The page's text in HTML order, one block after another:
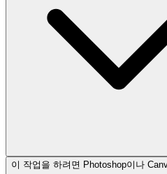
이 작업을 하려면 Photoshop이나